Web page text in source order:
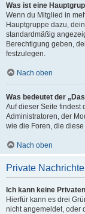
Was ist eine
Wenn du Mitglied in
Hauptgruppe dazu,
standardmäßig
Berechtigung geben,
festzulegen.
Nach oben
Was bedeutet der
Auf dieser Seite findest
Administratoren, der
wie die Foren, die
Nach oben
Private
Ich kann keine
Hierfür kann es drei
nicht angemeldet, oder